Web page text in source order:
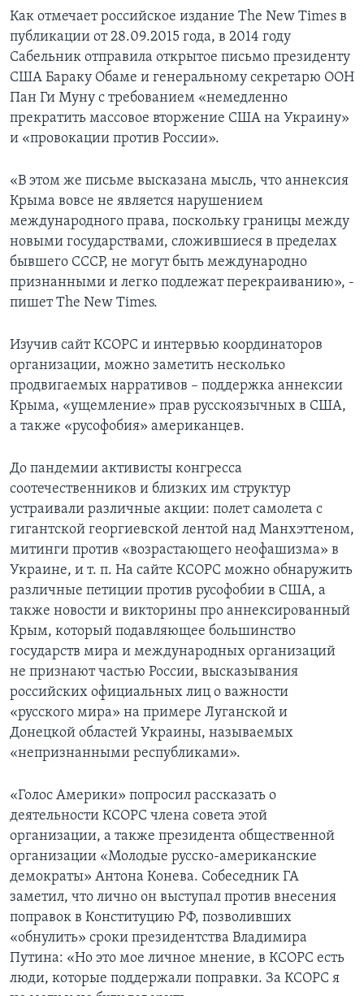
Как отмечает российское издание The New Times в
публикации от 28.09.2015 года, в 2014 году
Сабельник отправила открытое письмо президенту
США Бараку Обаме и генеральному секретарю ООН
Пан Ги Муну с требованием «немедленно
прекратить массовое вторжение США на Украину»
и «провокации против России».
«В этом же письме высказана мысль, что аннексия
Крыма вовсе не является нарушением
международного права, поскольку границы между
новыми государствами, сложившиеся в пределах
бывшего СССР, не могут быть международно
признанными и легко подлежат перекраиванию», -
пишет The New Times.
Изучив сайт КСОРС и интервью координаторов
организации, можно заметить несколько
продвигаемых нарративов – поддержка аннексии
Крыма, «ущемление» прав русскоязычных в США,
а также «русофобия» американцев.
До пандемии активисты конгресса
соотечественников и близких им структур
устраивали различные акции: полет самолета с
гигантской георгиевской лентой над Манхэттеном,
митинги против «возрастающего неофашизма» в
Украине, и т. п. На сайте КСОРС можно обнаружить
различные петиции против русофобии в США, а
также новости и викторины про аннексированный
Крым, который подавляющее большинство
государств мира и международных организаций
не признают частью России, высказывания
российских официальных лиц о важности
«русского мира» на примере Луганской и
Донецкой областей Украины, называемых
«непризнанными республиками».
«Голос Америки» попросил рассказать о
деятельности КСОРС члена совета этой
организации, а также президента общественной
организации «Молодые русско-американские
демократы» Антона Конева. Собеседник ГА
заметил, что лично он выступал против внесения
поправок в Конституцию РФ, позволивших
«обнулить» сроки президентства Владимира
Путина: «Но это мое личное мнение, в КСОРС есть
люди, которые поддержали поправки. За КСОРС я